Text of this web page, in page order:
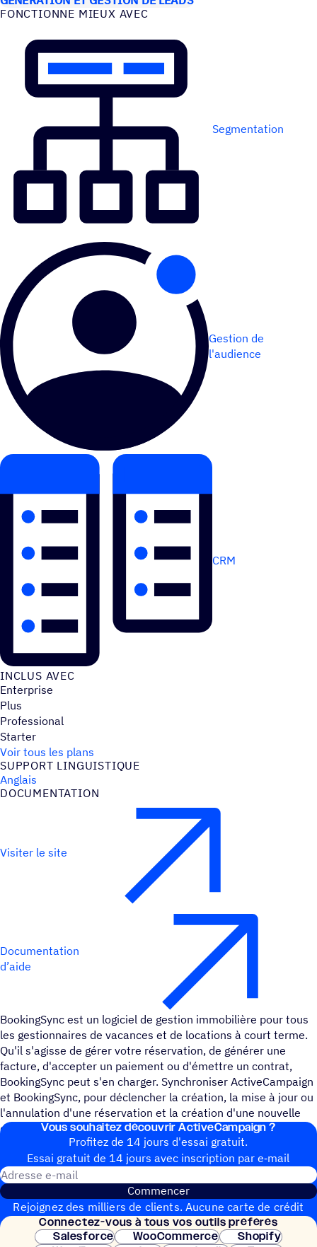
FONC­TIONNE MIEUX AVEC
Segmentation
Gestion de
l'audience
CRM
INCLUS AVEC
Enterprise
Plus
Professional
Starter
Voir tous les plans
SUPPORT LINGUIS­TIQUE
Anglais
DOCU­MEN­TA­TION
Visiter le site
Documentation
d’aide
BookingSync est un logiciel de gestion immobilière pour tous
les gestionnaires de vacances et de locations à court terme.
Qu'il s'agisse de gérer votre réservation, de générer une
facture, d'accepter un paiement ou d'émettre un contrat,
BookingSync peut s'en charger. Synchroniser ActiveCampaign
et BookingSync, pour déclencher la création, la mise à jour ou
l'annulation d'une réservation et la création d'une nouvelle
demande.Vous souhai­tez découvrir ActiveCampaign ?
Profitez de 14 jours d'essai gratuit.
Essai gratuit de 14 jours avec inscrip­tion par e‑mail
Commencer
Rejoignez des milliers de clients. Aucune carte de crédit
nécessaire. Configuration instantanée.
Connec­tez-vous à tous vos outils préférés
Salesforce
WooCommerce
Shopify